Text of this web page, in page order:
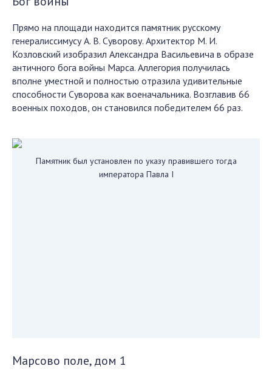
Прямо на площади находится памятник русскому
генералиссимусу А. В. Суворову. Архитектор М. И.
Козловский изобразил Александра Васильевича в образе
античного бога войны Марса. Аллегория получилась
вполне уместной и полностью отразила удивительные
способности Суворова как военачальника. Возглавив 66
военных походов, он становился победителем 66 раз.
Памятник был установлен по указу правившего тогда
императора Павла I
Марсово поле, дом 1